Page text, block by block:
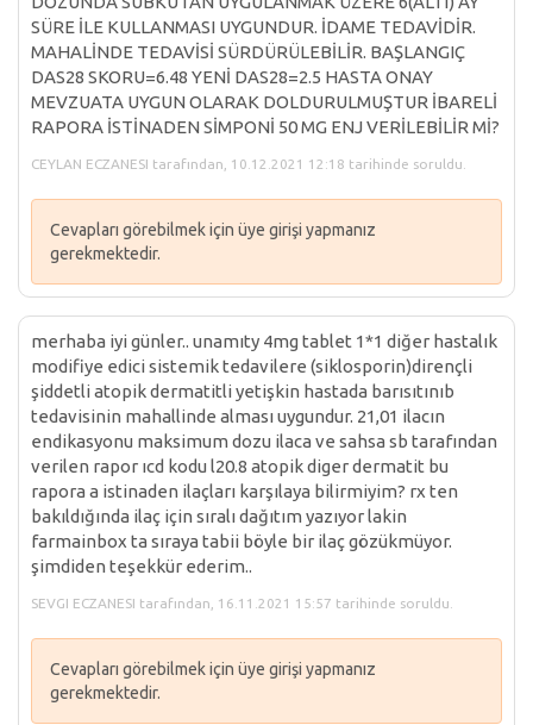
SÜRE İLE KULLANMASI UYGUNDUR. İDAME TEDAVİDİR.
MAHALİNDE TEDAVİSİ SÜRDÜRÜLEBİLİR. BAŞLANGIÇ
DAS28 SKORU=6.48 YENİ DAS28=2.5 HASTA ONAY
MEVZUATA UYGUN OLARAK DOLDURULMUŞTUR İBARELİ
RAPORA İSTİNADEN SİMPONİ 50 MG ENJ VERİLEBİLİR Mİ?
CEYLAN ECZANESI tarafından, 10.12.2021 12:18 tarihinde soruldu.
Cevapları görebilmek için üye girişi yapmanız
gerekmektedir.
merhaba iyi günler.. unamıty 4mg tablet 1*1 diğer hastalık
modifiye edici sistemik tedavilere (siklosporin)dirençli
şiddetli atopik dermatitli yetişkin hastada barısıtınıb
tedavisinin mahallinde alması uygundur. 21,01 ilacın
endikasyonu maksimum dozu ilaca ve sahsa sb tarafından
verilen rapor ıcd kodu l20.8 atopik diger dermatit bu
rapora a istinaden ilaçları karşılaya bilirmiyim? rx ten
bakıldığında ilaç için sıralı dağıtım yazıyor lakin
farmainbox ta sıraya tabii böyle bir ilaç gözükmüyor.
şimdiden teşekkür ederim..
SEVGI ECZANESI tarafından, 16.11.2021 15:57 tarihinde soruldu.
Cevapları görebilmek için üye girişi yapmanız
gerekmektedir.